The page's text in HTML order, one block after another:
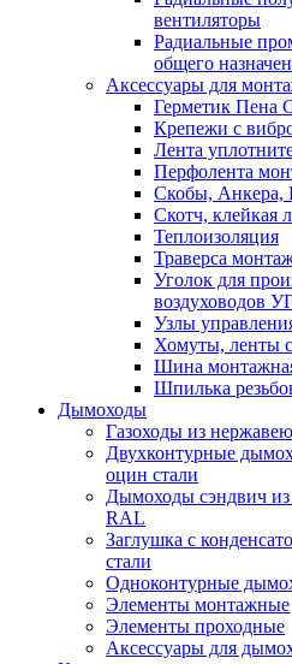
вентиляторы
Радиальные
общего
Аксессуары для
Герметик Пена
Крепежи с
Лента
Перфолента
Скобы,
Скотч, клейкая
Теплоизоляция
Траверса
Уголок для
воздуховодов
Узлы
Хомуты, ленты
Шина
Шпилька
Дымоходы
Газоходы из
Двухконтурные
оцин стали
Дымоходы сэндвич из
RAL
Заглушка с
стали
Одноконтурные
Элементы монтажные
Элементы проходные
Аксессуары для